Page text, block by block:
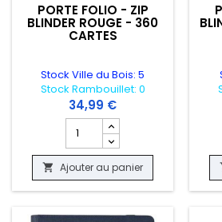
PORTE FOLIO - ZIP
BLINDER ROUGE - 360
CARTES
Stock Ville du Bois: 5
Stock Rambouillet: 0
34,99 €
Champ quantité du produit
 Ajouter au panier